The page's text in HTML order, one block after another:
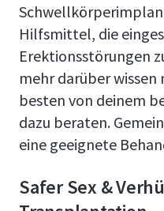
Hilfsmittel, die
Erektionsstörungen
mehr darüber wissen
besten von deinem
dazu beraten.
eine geeignete
Safer Sex &